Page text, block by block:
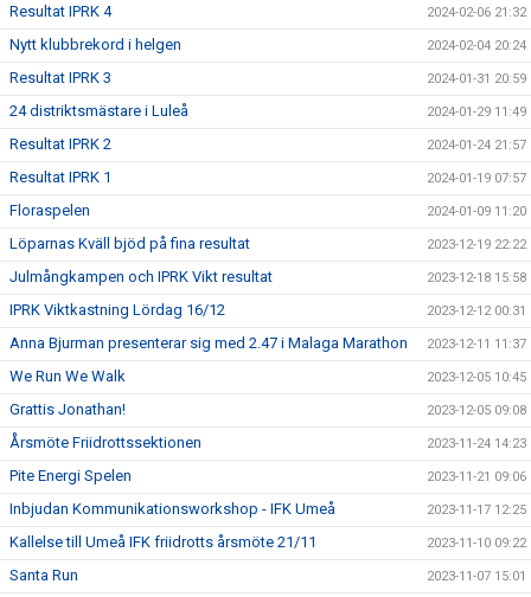
Resultat IPRK 4 2024-02-06 21:32
Nytt klubbrekord i helgen 2024-02-04 20:24
Resultat IPRK 3 2024-01-31 20:59
24 distriktsmästare i Luleå 2024-01-29 11:49
Resultat IPRK 2 2024-01-24 21:57
Resultat IPRK 1 2024-01-19 07:57
Floraspelen 2024-01-09 11:20
Löparnas Kväll bjöd på fina resultat 2023-12-19 22:22
Julmångkampen och IPRK Vikt resultat 2023-12-18 15:58
IPRK Viktkastning Lördag 16/12 2023-12-12 00:31
Anna Bjurman presenterar sig med 2.47 i Malaga Marathon 2023-12-11 11:37
We Run We Walk 2023-12-05 10:45
Grattis Jonathan! 2023-12-05 09:08
Årsmöte Friidrottssektionen 2023-11-24 14:23
Pite Energi Spelen 2023-11-21 09:06
Inbjudan Kommunikationsworkshop - IFK Umeå 2023-11-17 12:25
Kallelse till Umeå IFK friidrotts årsmöte 21/11 2023-11-10 09:22
Santa Run 2023-11-07 15:01